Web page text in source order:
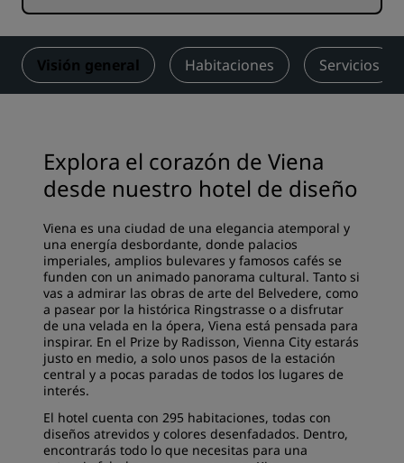
Visión general Habitaciones Servicios
Explora el corazón de Viena
desde nuestro hotel de diseño
Viena es una ciudad de una elegancia atemporal y
una energía desbordante, donde palacios
imperiales, amplios bulevares y famosos cafés se
funden con un animado panorama cultural. Tanto si
vas a admirar las obras de arte del Belvedere, como
a pasear por la histórica Ringstrasse o a disfrutar
de una velada en la ópera, Viena está pensada para
inspirar. En el Prize by Radisson, Vienna City estarás
justo en medio, a solo unos pasos de la estación
central y a pocas paradas de todos los lugares de
interés.
El hotel cuenta con 295 habitaciones, todas con
diseños atrevidos y colores desenfadados. Dentro,
encontrarás todo lo que necesitas para una